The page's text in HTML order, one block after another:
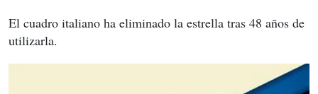
El cuadro italiano ha eliminado la estrella tras 48 años de
utilizarla.